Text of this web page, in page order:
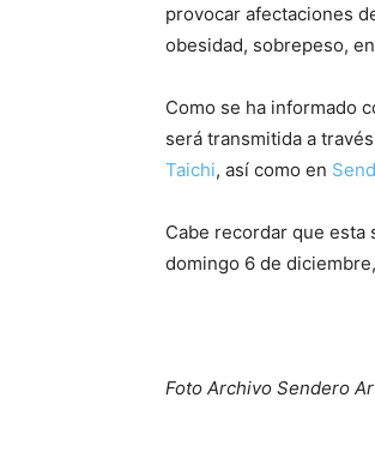
provocar afectaciones
obesidad, sobrepeso,
Como se ha informado
será transmitida a
Taichi, así como en
Cabe recordar que esta
domingo 6 de
Foto Archivo Sendero